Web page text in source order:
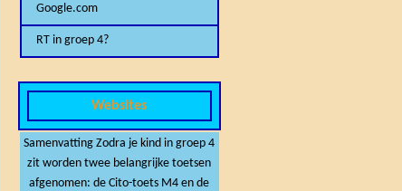
Google.com
RT in groep 4?
Websites
Samenvatting Zodra je kind in groep 4
zit worden twee belangrijke toetsen
afgenomen: de Cito-toets M4 en de